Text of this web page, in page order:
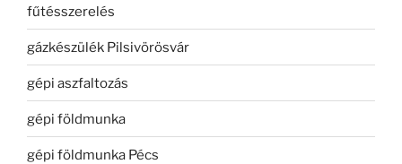
fűtésszerelés
gázkészülék Pilsivörösvár
gépi aszfaltozás
gépi földmunka
gépi földmunka Pécs